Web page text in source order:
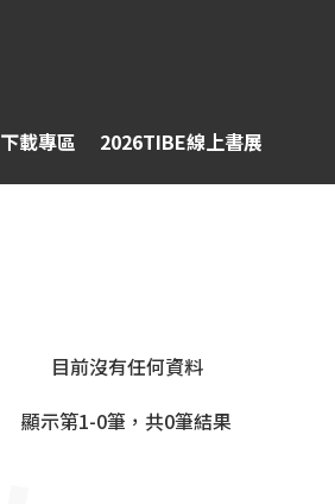
下載專區 2026TIBE線上書展
目前沒有任何資料
顯示第1-0筆，共0筆結果